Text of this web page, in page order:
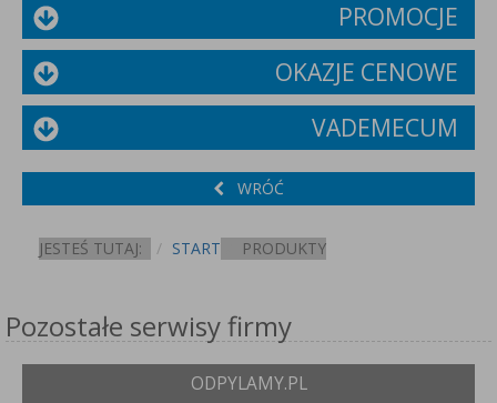
PROMOCJE
OKAZJE CENOWE
VADEMECUM
WRÓĆ
JESTEŚ TUTAJ: START PRODUKTY
Pozostałe serwisy firmy
ODPYLAMY.PL